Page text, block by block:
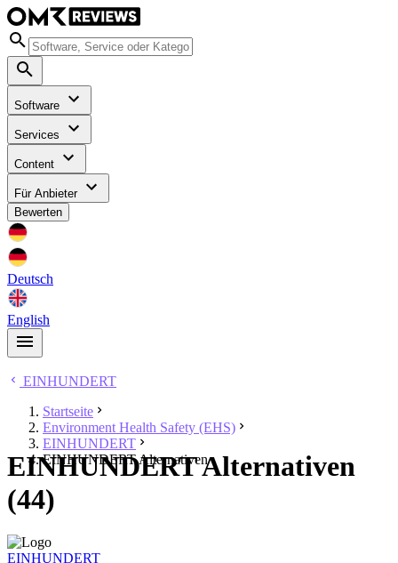
Software
Services
Content
Für Anbieter
Bewerten
Deutsch
English
EINHUNDERT
Startseite
Environment Health Safety (EHS)
EINHUNDERT
EINHUNDERT Alternativen
EINHUNDERT Alternativen
(44)
EINHUNDERT